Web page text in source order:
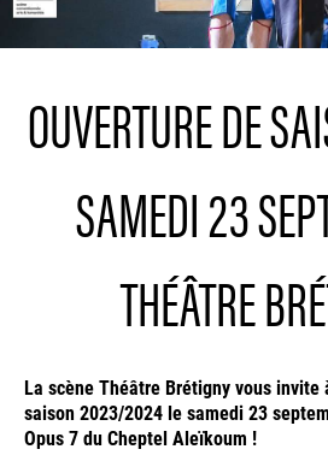
OUVERTURE DE
SAMEDI 23
THÉÂTRE
La scène Théâtre Brétigny vous invite
saison 2023/2024 le samedi 23
Opus 7 du Cheptel Aleïkoum !